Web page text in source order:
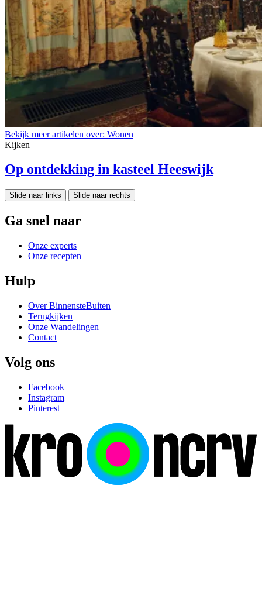
Bekijk meer artikelen over: Wonen
Kijken
Op ontdekking in kasteel Heeswijk
Slide naar links Slide naar rechts
Ga snel naar
Onze experts
Onze recepten
Hulp
Over BinnensteBuiten
Terugkijken
Onze Wandelingen
Contact
Volg ons
Facebook
Instagram
Pinterest